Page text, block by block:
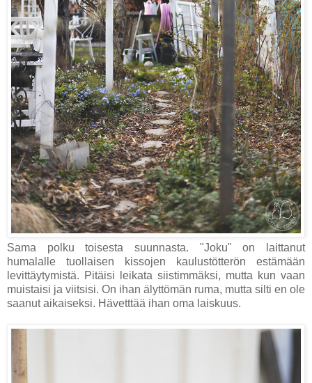
Sama polku toisesta suunnasta. "Joku" on laittanut
humalalle tuollaisen kissojen kaulustötterön estämään
levittäytymistä. Pitäisi leikata siistimmäksi, mutta kun vaan
muistaisi ja viitsisi. On ihan älyttömän ruma, mutta silti en ole
saanut aikaiseksi. Hävetttää ihan oma laiskuus.